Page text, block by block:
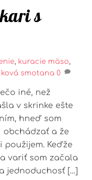
s
, kuracie mäso,
smotana 0
iné, než
v skrinke ešte
hneď som
obchádzať a že
použijem. Keďže
variť som začala
jednoduchosť […]